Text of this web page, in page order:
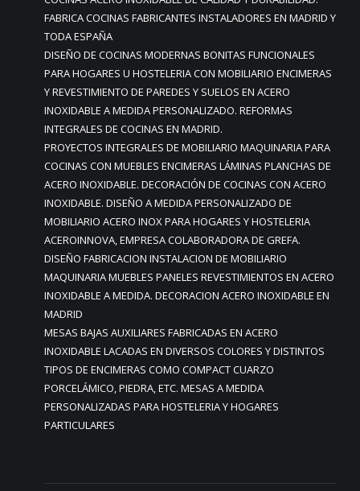
FABRICA COCINAS FABRICANTES INSTALADORES EN MADRID Y
TODA ESPAÑA
DISEÑO DE COCINAS MODERNAS BONITAS FUNCIONALES
PARA HOGARES U HOSTELERIA CON MOBILIARIO ENCIMERAS
Y REVESTIMIENTO DE PAREDES Y SUELOS EN ACERO
INOXIDABLE A MEDIDA PERSONALIZADO. REFORMAS
INTEGRALES DE COCINAS EN MADRID.
PROYECTOS INTEGRALES DE MOBILIARIO MAQUINARIA PARA
COCINAS CON MUEBLES ENCIMERAS LÁMINAS PLANCHAS DE
ACERO INOXIDABLE. DECORACIÓN DE COCINAS CON ACERO
INOXIDABLE. DISEÑO A MEDIDA PERSONALIZADO DE
MOBILIARIO ACERO INOX PARA HOGARES Y HOSTELERIA
ACEROINNOVA, EMPRESA COLABORADORA DE GREFA.
DISEÑO FABRICACION INSTALACION DE MOBILIARIO
MAQUINARIA MUEBLES PANELES REVESTIMIENTOS EN ACERO
INOXIDABLE A MEDIDA. DECORACION ACERO INOXIDABLE EN
MADRID
MESAS BAJAS AUXILIARES FABRICADAS EN ACERO
INOXIDABLE LACADAS EN DIVERSOS COLORES Y DISTINTOS
TIPOS DE ENCIMERAS COMO COMPACT CUARZO
PORCELÁMICO, PIEDRA, ETC. MESAS A MEDIDA
PERSONALIZADAS PARA HOSTELERIA Y HOGARES
PARTICULARES